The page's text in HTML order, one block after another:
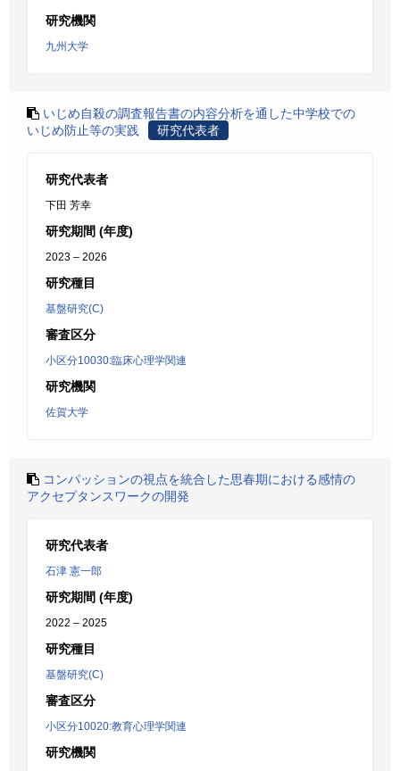
研究機関
九州大学
いじめ自殺の調査報告書の内容分析を通した中学校での
いじめ防止等の実践
研究代表者
研究代表者
下田 芳幸
研究期間 (年度)
2023 – 2026
研究種目
基盤研究(C)
審査区分
小区分10030:臨床心理学関連
研究機関
佐賀大学
コンパッションの視点を統合した思春期における感情の
アクセプタンスワークの開発
研究代表者
石津 憲一郎
研究期間 (年度)
2022 – 2025
研究種目
基盤研究(C)
審査区分
小区分10020:教育心理学関連
研究機関